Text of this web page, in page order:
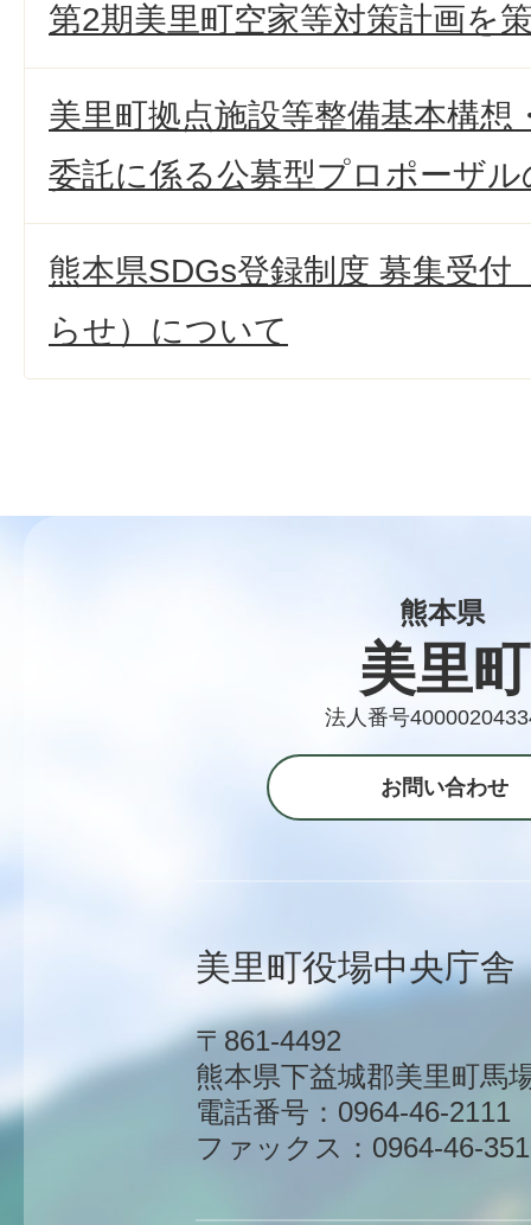
第2期美里町空家等対策計画を
美里町拠点施設等整備基本構想
委託に係る公募型プロポーザ
熊本県SDGs登録制度 募集受付
らせ）について
熊本県
美里町
法人番号
お問い合わせ
美里町役場中央庁舎
〒861-4492
熊本県下益城郡美里町馬
電話番号：0964-46-2111
ファックス：0964-46-